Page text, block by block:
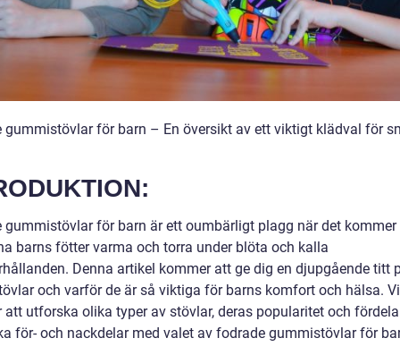
gummistövlar för barn – En översikt av ett viktigt klädval för
gummistövlar för barn är ett oumbärligt plagg när det
barns fötter varma och torra under blöta och kalla
Denna artikel kommer att ge dig en djupgående titt
och varför de är så viktiga för barns komfort och hälsa. Vi
att utforska olika typer av stövlar, deras popularitet och
för- och nackdelar med valet av fodrade gummistövlar för